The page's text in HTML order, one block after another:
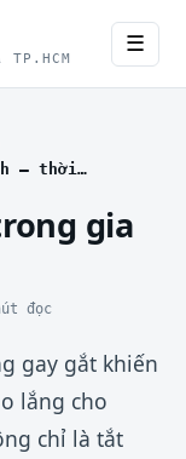
TP.HCM
☰
Cách tiết kiệm điện trong gia đình – thời tăng giá
gia
đọc
gay gắt khiến
lắng cho
chỉ là tắt